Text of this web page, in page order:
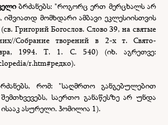
ბრძანებს: "როგორც ერთ მერცხალს არ
იშვიათდ მომხდარი ამბავი ეკლესიისთვის
Григорий Богослов. Слово 39, на святые
Собрание творений в 2-х т. Свято-
1994. Т. 1. С. 540) (იხ. აგრეთვე:
r.htm#редко).
რომ: "საღმრთო განგებულებით
საერთო განაწესზე არ უნდა
ასურელი. ჰომილია 1).